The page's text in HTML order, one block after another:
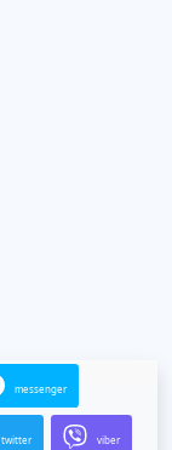
messenger
twitter viber